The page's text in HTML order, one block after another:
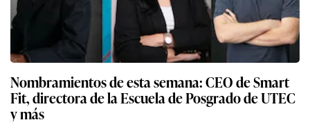
Nombramientos de esta semana: CEO de Smart
Fit, directora de la Escuela de Posgrado de UTEC
y más